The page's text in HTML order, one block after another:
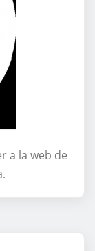
a la web de